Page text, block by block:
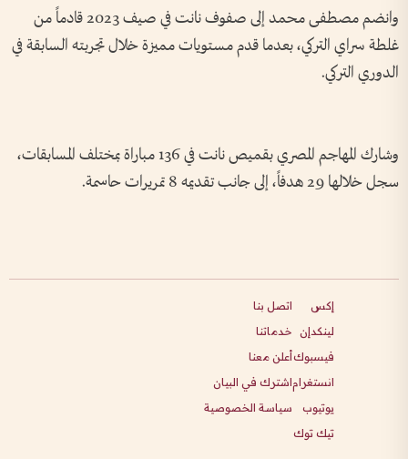
وانضم مصطفى محمد إلى صفوف نانت في صيف 2023 قادماً من
غلطة سراي التركي، بعدما قدم مستويات مميزة خلال تجربته السابقة في
الدوري التركي.
وشارك المهاجم المصري بقميص نانت في 136 مباراة بمختلف المسابقات،
سجل خلالها 29 هدفاً، إلى جانب تقديمه 8 تمريرات حاسمة.
إكس
لينكدإن
فيسبوك
انستغرام
يوتيوب
تيك توك
اتصل بنا
خدماتنا
أعلن معنا
اشترك في البيان
سياسة الخصوصية